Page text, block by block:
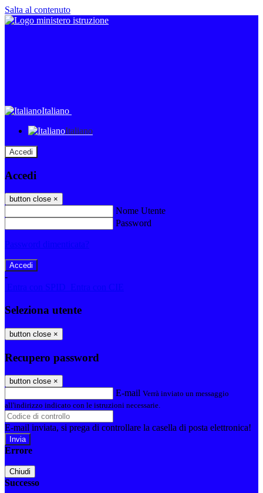
Salta al contenuto
Italiano
Italiano
Accedi
Accedi
button close ×
Nome Utente
Password
Password dimenticata?
-
Entra con SPID
Entra con CIE
Seleziona utente
button close ×
Recupero password
button close ×
E-mail Verrà inviato un messaggio
all'indirizzo indicato con le istruzioni necessarie.
E-mail inviata, si prega di controllare la casella di posta elettronica!
Errore
Chiudi
Successo